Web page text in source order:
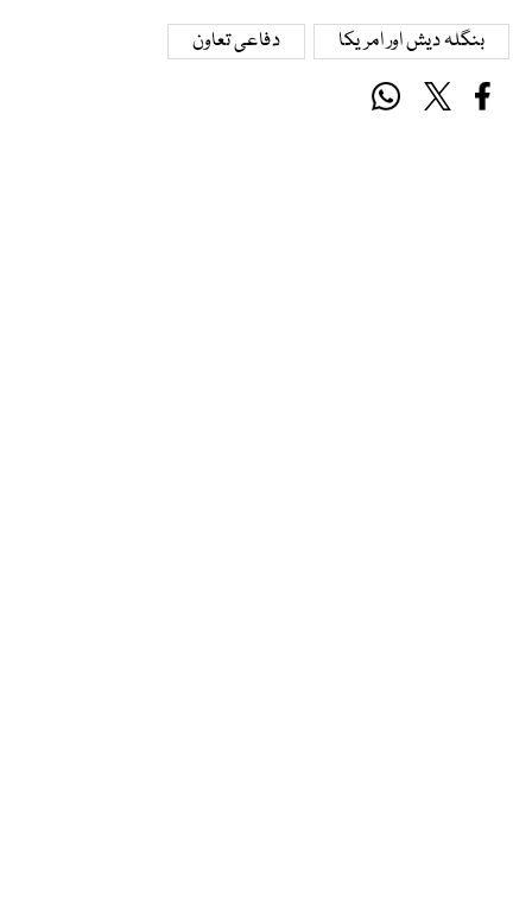
بنگلہ دیش اور امریکا دفاعی تعاون